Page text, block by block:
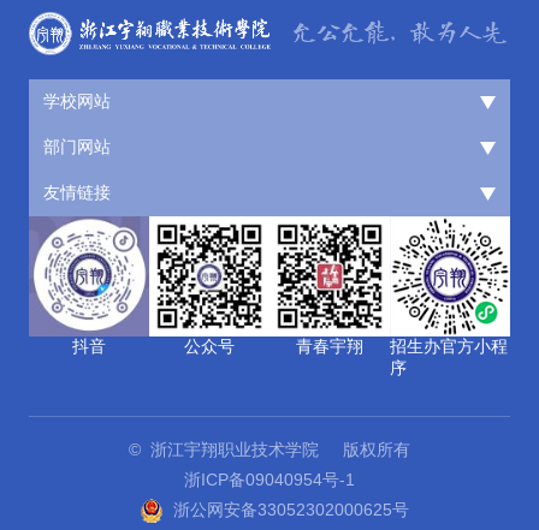
学校网站
部门网站
友情链接
抖音 公众号 青春宇翔
招生办官方小程
序
© 浙江宇翔职业技术学院 版权所有
浙ICP备09040954号-1
浙公网安备33052302000625号